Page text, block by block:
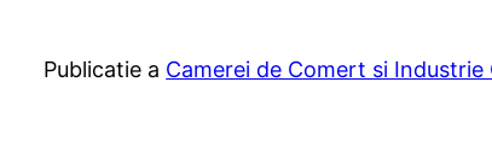
Publicatie a Camerei de Comert si Industrie